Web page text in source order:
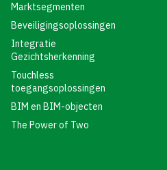
Marktsegmenten
Beveiligingsoplossingen
Integratie
Gezichtsherkenning
Touchless
toegangsoplossingen
BIM en BIM-objecten
The Power of Two